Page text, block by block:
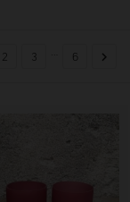
2 3 6 